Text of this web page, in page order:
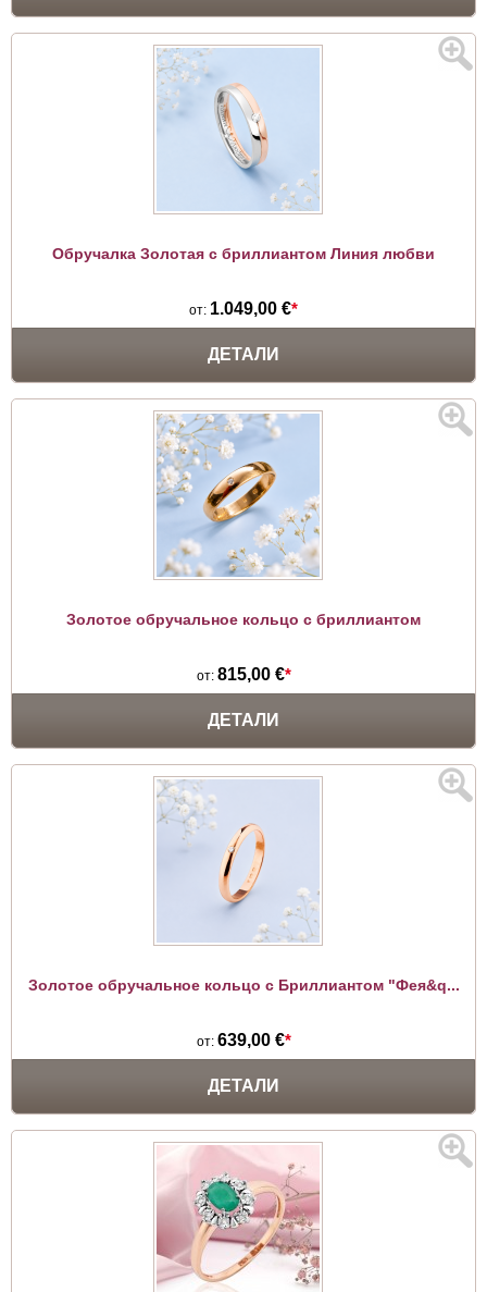
Обручалка Золотая с бриллиантом Линия любви
от: 1.049,00 €*
ДЕТАЛИ
Золотое обручальное кольцо с бриллиантом
от: 815,00 €*
ДЕТАЛИ
Золотое обручальное кольцо с Бриллиантом "Фея&q...
от: 639,00 €*
ДЕТАЛИ